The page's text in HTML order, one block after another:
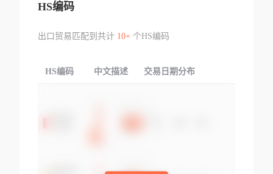
HS编码
出口贸易匹配到共计 10+个HS编码
HS编码 中文描述 交易日期分布